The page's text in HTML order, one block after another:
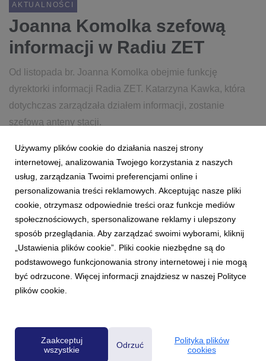
AKTUALNOŚCI
Joanna Komolka szefową
informacji w Radiu ZET
Od listopada br. Joanna Komolka obejmie funkcję
dyrektorki informacji Radia ZET. Katarzyna Kawka, która
dotychczas zarządzała działem informacji, zostanie
szefową anteny stacji.
30 października 2020 czytaj więcej...
RADIO ZET INFORMACJE REDAKCJA
KOMOLKA
Powered by
Używamy plików cookie do działania naszej strony
internetowej, analizowania Twojego korzystania z naszych
usług, zarządzania Twoimi preferencjami online i
personalizowania treści reklamowych. Akceptując nasze pliki
cookie, otrzymasz odpowiednie treści oraz funkcje mediów
społecznościowych, spersonalizowane reklamy i ulepszony
sposób przeglądania. Aby zarządzać swoimi wyborami, kliknij
„Ustawienia plików cookie”. Pliki cookie niezbędne są do
podstawowego funkcjonowania strony internetowej i nie mogą
być odrzucone. Więcej informacji znajdziesz w naszej Polityce
plików cookie.
Zaakceptuj
wszystkie
Odrzuć
Polityka plików
cookies